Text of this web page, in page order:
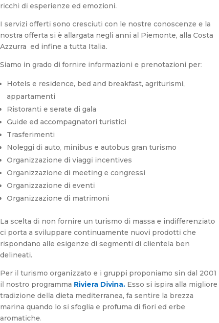
ricchi di esperienze ed emozioni.
I servizi offerti sono cresciuti con le nostre conoscenze e la
nostra offerta si è allargata negli anni al Piemonte, alla Costa
Azzurra ed infine a tutta Italia.
Siamo in grado di fornire informazioni e prenotazioni per:
Hotels e residence, bed and breakfast, agriturismi,
appartamenti
Ristoranti e serate di gala
Guide ed accompagnatori turistici
Trasferimenti
Noleggi di auto, minibus e autobus gran turismo
Organizzazione di viaggi incentives
Organizzazione di meeting e congressi
Organizzazione di eventi
Organizzazione di matrimoni
La scelta di non fornire un turismo di massa e indifferenziato
ci porta a sviluppare continuamente nuovi prodotti che
rispondano alle esigenze di segmenti di clientela ben
delineati.
Per il turismo organizzato e i gruppi proponiamo sin dal 2001
il nostro programma Riviera Divina. Esso si ispira alla migliore
tradizione della dieta mediterranea, fa sentire la brezza
marina quando lo si sfoglia e profuma di fiori ed erbe
aromatiche.